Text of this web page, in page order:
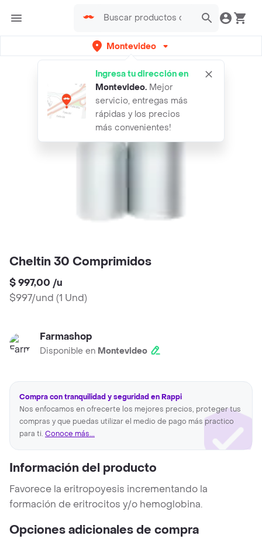
Montevideo
Ingresa tu dirección en
Montevideo. Mejor
servicio, entregas más
rápidas y los precios
más convenientes!
Cheltin 30 Comprimidos
$ 997,00 /u
$997/und (1 Und)
Farmashop
Disponible en Montevideo
Compra con tranquilidad y seguridad en Rappi
Nos enfocamos en ofrecerte los mejores precios, proteger tus
compras y que puedas utilizar el medio de pago más practico
para ti. Conoce más...
Información del producto
Favorece la eritropoyesis incrementando la
formación de eritrocitos y/o hemoglobina.
Opciones adicionales de compra